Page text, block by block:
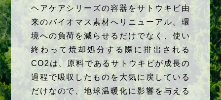
ヘアケアシリーズの容器をサトウキビ由
来のバイオマス素材へリニューアル。環
境への負荷を減らせるだけでなく、使い
終わって焼却処分する際に排出される
CO2は、原料であるサトウキビが成長の
過程で吸収したものを大気に戻している
だけなので、地球温暖化に影響を与える